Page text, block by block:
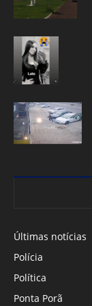
Últimas notícias
Polícia
Política
Ponta Porã